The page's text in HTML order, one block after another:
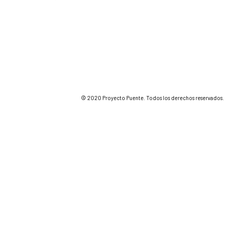
© 2020 Proyecto Puente. Todos los derechos reservados.